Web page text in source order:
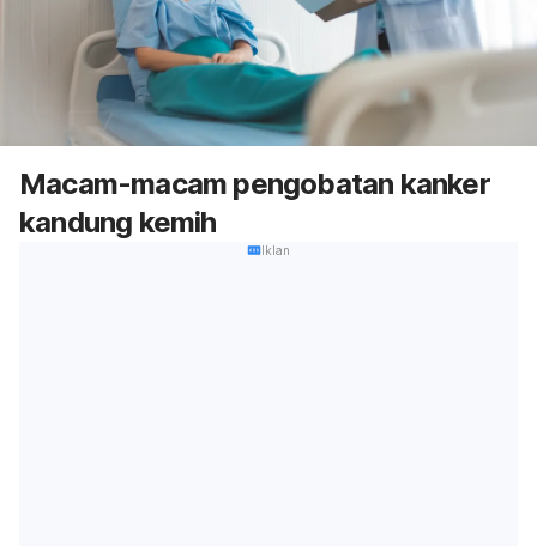
Macam-macam pengobatan kanker
kandung kemih
Iklan